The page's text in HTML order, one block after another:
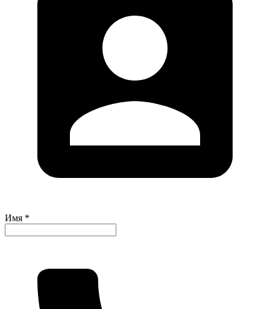
Имя *